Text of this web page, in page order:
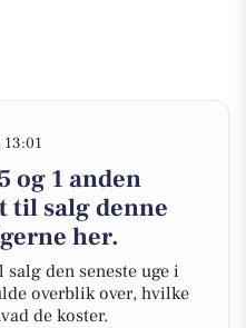
og 1 anden
til salg denne
her.
den seneste uge i
overblik over, hvilke
de koster.